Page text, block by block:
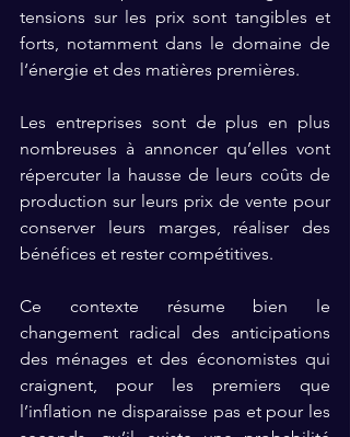
tensions sur les prix sont tangibles et
forts, notamment dans le domaine de
l‘énergie et des matières premières.
Les entreprises sont de plus en plus
nombreuses à annoncer qu’elles vont
répercuter la hausse de leurs coûts de
production sur leurs prix de vente pour
conserver leurs marges, réaliser des
bénéfices et rester compétitives.
Ce contexte résume bien le
changement radical des anticipations
des ménages et des économistes qui
craignent, pour les premiers que
l’inflation ne disparaisse pas et pour les